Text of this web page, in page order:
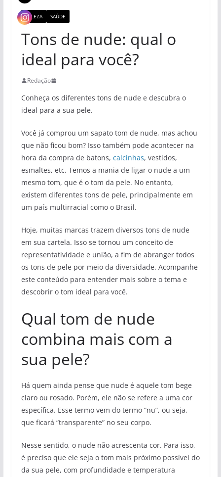
BELEZA SAÚDE
Tons de nude: qual o
ideal para você?
Redação
Conheça os diferentes tons de nude e descubra o
ideal para a sua pele.
Você já comprou um sapato tom de nude, mas achou
que não ficou bom? Isso também pode acontecer na
hora da compra de batons, calcinhas, vestidos,
esmaltes, etc. Temos a mania de ligar o nude a um
mesmo tom, que é o tom da pele. No entanto,
existem diferentes tons de pele, principalmente em
um país multirracial como o Brasil.
Hoje, muitas marcas trazem diversos tons de nude
em sua cartela. Isso se tornou um conceito de
representatividade e união, a fim de abranger todos
os tons de pele por meio da diversidade. Acompanhe
este conteúdo para entender mais sobre o tema e
descobrir o tom ideal para você.
Qual tom de nude
combina mais com a
sua pele?
Há quem ainda pense que nude é aquele tom bege
claro ou rosado. Porém, ele não se refere a uma cor
específica. Esse termo vem do termo “nu”, ou seja,
que ficará “transparente” no seu corpo.
Nesse sentido, o nude não acrescenta cor. Para isso,
é preciso que ele seja o tom mais próximo possível do
da sua pele, com profundidade e temperatura